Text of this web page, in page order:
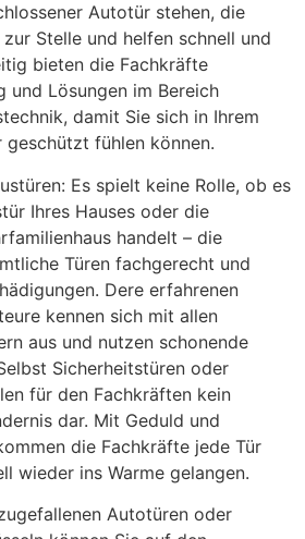
Autotür stehen, die
Stelle und helfen schnell und
bieten die Fachkräfte
und Lösungen im Bereich
damit Sie sich in Ihrem
geschützt fühlen können.
Es spielt keine Rolle, ob es
Ihres Hauses oder die
handelt – die
Türen fachgerecht und
Dere erfahrenen
kennen sich mit allen
aus und nutzen schonende
Sicherheitstüren oder
für den Fachkräften kein
dar. Mit Geduld und
die Fachkräfte jede Tür
wieder ins Warme gelangen.
Autotüren oder